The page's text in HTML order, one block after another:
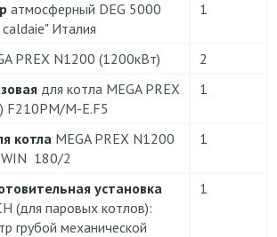
атмосферный DEG 5000
Италия
1
PREX N1200 (1200кВт)
2
для котла MEGA PREX
F210PM/M-E.F5
1
котла MEGA PREX N1200
180/2
1
установка
(для паровых котлов):
грубой механической
1